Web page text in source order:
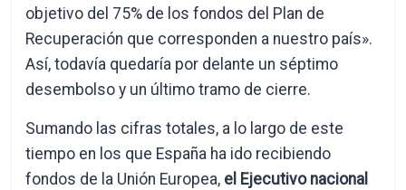
objetivo del 75% de los fondos del Plan de
Recuperación que corresponden a nuestro país».
Así, todavía quedaría por delante un séptimo
desembolso y un último tramo de cierre.
Sumando las cifras totales, a lo largo de este
tiempo en los que España ha ido recibiendo
fondos de la Unión Europea, el Ejecutivo nacional